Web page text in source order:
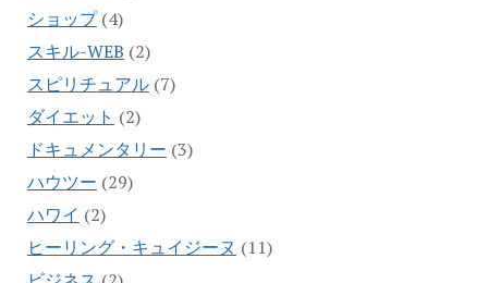
ショップ(4)
スキル-WEB (2)
スピリチュアル(7)
ダイエット (2)
ドキュメンタリー (3)
ハウツー (29)
ハワイ (2)
ヒーリング・キュイジーヌ (11)